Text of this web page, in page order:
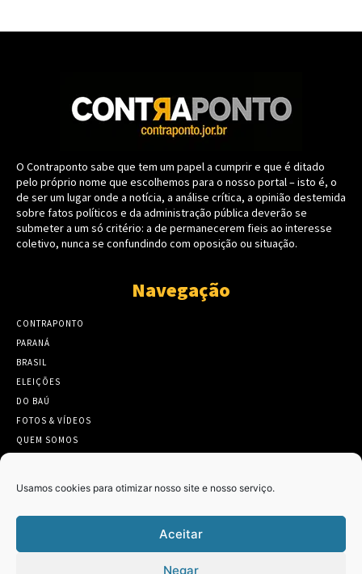
Usamos cookies para otimizar nosso site e nosso serviço.
Aceitar
Negar
O Contraponto sabe que tem um papel a cumprir e que é ditado
pelo próprio nome que escolhemos para o nosso portal – isto é, o
de ser um lugar onde a notícia, a análise crítica, a opinião destemida
sobre fatos políticos e da administração pública deverão se
submeter a um só critério: a de permanecerem fieis ao interesse
coletivo, nunca se confundindo com oposição ou situação.
Navegação
CONTRAPONTO
PARANÁ
BRASIL
ELEIÇÕES
DO BAÚ
FOTOS & VÍDEOS
QUEM SOMOS
Twitter
Clique para aceitar os cookies marketing